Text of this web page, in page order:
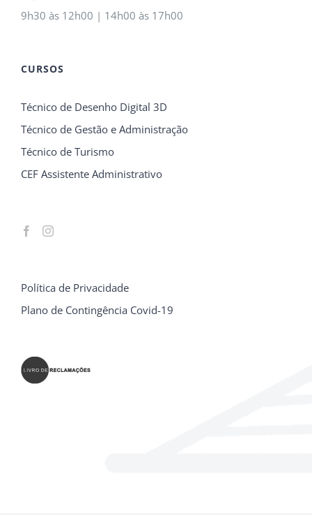
9h30 às 12h00 | 14h00 às 17h00
CURSOS
Técnico de Desenho Digital 3D
Técnico de Gestão e Administração
Técnico de Turismo
CEF Assistente Administrativo
Política de Privacidade
Plano de Contingência Covid-19